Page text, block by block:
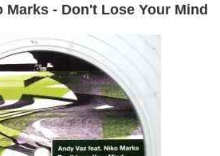
Marks - Don't Lose Your Mind